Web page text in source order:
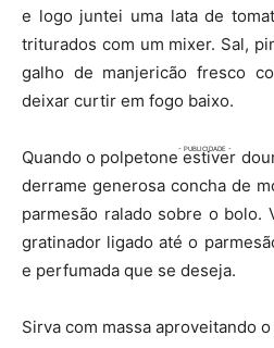
e logo juntei uma lata de
triturados com um mixer. Sal,
galho de manjericão fresco
deixar curtir em fogo baixo.
Quando o polpetone estiver
derrame generosa concha de
parmesão ralado sobre o bolo.
gratinador ligado até o
e perfumada que se deseja.
Sirva com massa aproveitando